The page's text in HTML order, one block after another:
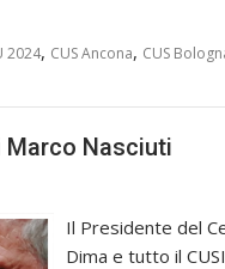
2024, CUS Ancona, CUS
Nasciuti
Il Presidente del
Dima e tutto il